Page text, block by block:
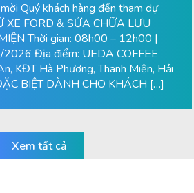
Quý khách hàng đến tham dự
XE FORD & SỬA CHỮA LƯU
Thời gian: 08h00 – 12h00 |
Địa điểm: UEDA COFFEE
KĐT Hà Phương, Thanh Miện, Hải
BIỆT DÀNH CHO KHÁCH […]
Xem tất cả